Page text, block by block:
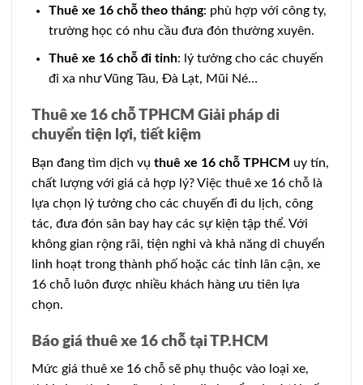
Thuê xe 16 chỗ theo tháng: phù hợp với công ty,
trường học có nhu cầu đưa đón thường xuyên.
Thuê xe 16 chỗ đi tỉnh: lý tưởng cho các chuyến
đi xa như Vũng Tàu, Đà Lạt, Mũi Né…
Thuê xe 16 chỗ TPHCM Giải pháp di
chuyển tiện lợi, tiết kiệm
Bạn đang tìm dịch vụ thuê xe 16 chỗ TPHCM uy tín,
chất lượng với giá cả hợp lý? Việc thuê xe 16 chỗ là
lựa chọn lý tưởng cho các chuyến đi du lịch, công
tác, đưa đón sân bay hay các sự kiện tập thể. Với
không gian rộng rãi, tiện nghi và khả năng di chuyển
linh hoạt trong thành phố hoặc các tỉnh lân cận, xe
16 chỗ luôn được nhiều khách hàng ưu tiên lựa
chọn.
Báo giá thuê xe 16 chỗ tại TP.HCM
Mức giá thuê xe 16 chỗ sẽ phụ thuộc vào loại xe,